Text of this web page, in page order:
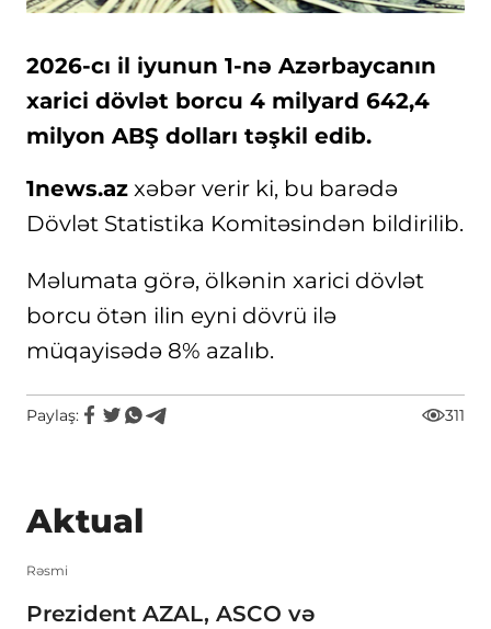
2026-cı il iyunun 1-nə Azərbaycanın
xarici dövlət borcu 4 milyard 642,4
milyon ABŞ dolları təşkil edib.
1news.az xəbər verir ki, bu barədə
Dövlət Statistika Komitəsindən bildirilib.
Məlumata görə, ölkənin xarici dövlət
borcu ötən ilin eyni dövrü ilə
müqayisədə 8% azalıb.
Paylaş: 311
Aktual
Rəsmi
Prezident AZAL, ASCO və